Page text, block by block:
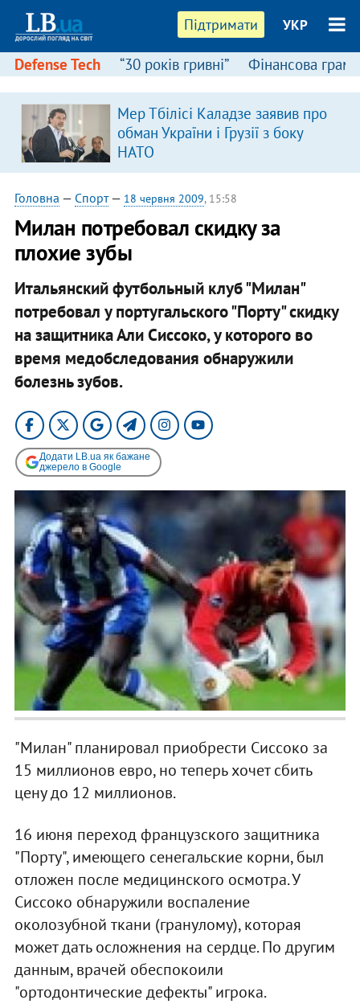
Підтримати УКР
Defense Tech “30 років гривні” Фінансова
Мер Тбілісі Каладзе заявив про
обман України і Грузії з боку
НАТО
Головна — Спорт— 18 червня 2009, 15:58
Милан потребовал скидку за
плохие зубы
Итальянский футбольный клуб "Милан"
потребовал у португальского "Порту" скидку
на защитника Али Сиссоко, у которого во
время медобследования обнаружили
болезнь зубов.
Додати LB.ua як бажане
джерело в Google
"Милан" планировал приобрести Сиссоко за
15 миллионов евро, но теперь хочет сбить
цену до 12 миллионов.
16 июня переход французского защитника
"Порту", имеющего сенегальские корни, был
отложен после медицинского осмотра. У
Сиссоко обнаружили воспаление
околозубной ткани (гранулому), которая
может дать осложнения на сердце. По другим
данным, врачей обеспокоили
"ортодонтические дефекты" игрока.